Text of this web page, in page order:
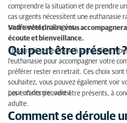
Comment se déroule une
Après l’euthanasie
comprendre la situation et de prendre
cas urgents nécessitent une euthanasie
souffrances prolongées.
Votre vétérinaire vous
écoute et bienveillance.
Qui peut être présent ?
Chacun vit cette étape à sa manière.
l’euthanasie pour accompagner votre
préférer rester en retrait. Ces choix sont
souhaitez, vous pouvez également voir
pour un dernier adieu.
Les enfants peuvent être présents, à
adulte.
Comment se déroule